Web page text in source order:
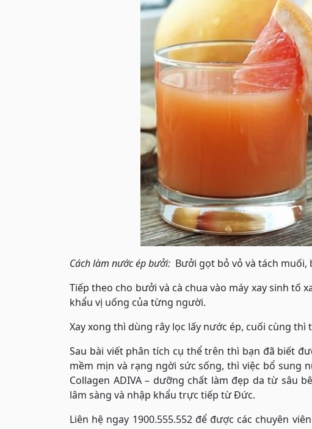
Cách làm nước ép bưởi: Bưởi gọt bỏ vỏ và tách
Tiếp theo cho bưởi và cà chua vào máy xay sinh
khẩu vị uống của từng người.
Xay xong thì dùng rây lọc lấy nước ép, cuối cùng
Sau bài viết phân tích cụ thể trên thì bạn đã biết
mềm mịn và rạng ngời sức sống, thì việc bổ sung
Collagen ADIVA – dưỡng chất làm đẹp da từ sâu
lâm sàng và nhập khẩu trực tiếp từ Đức.
Liên hệ ngay 1900.555.552 để được các chuyên